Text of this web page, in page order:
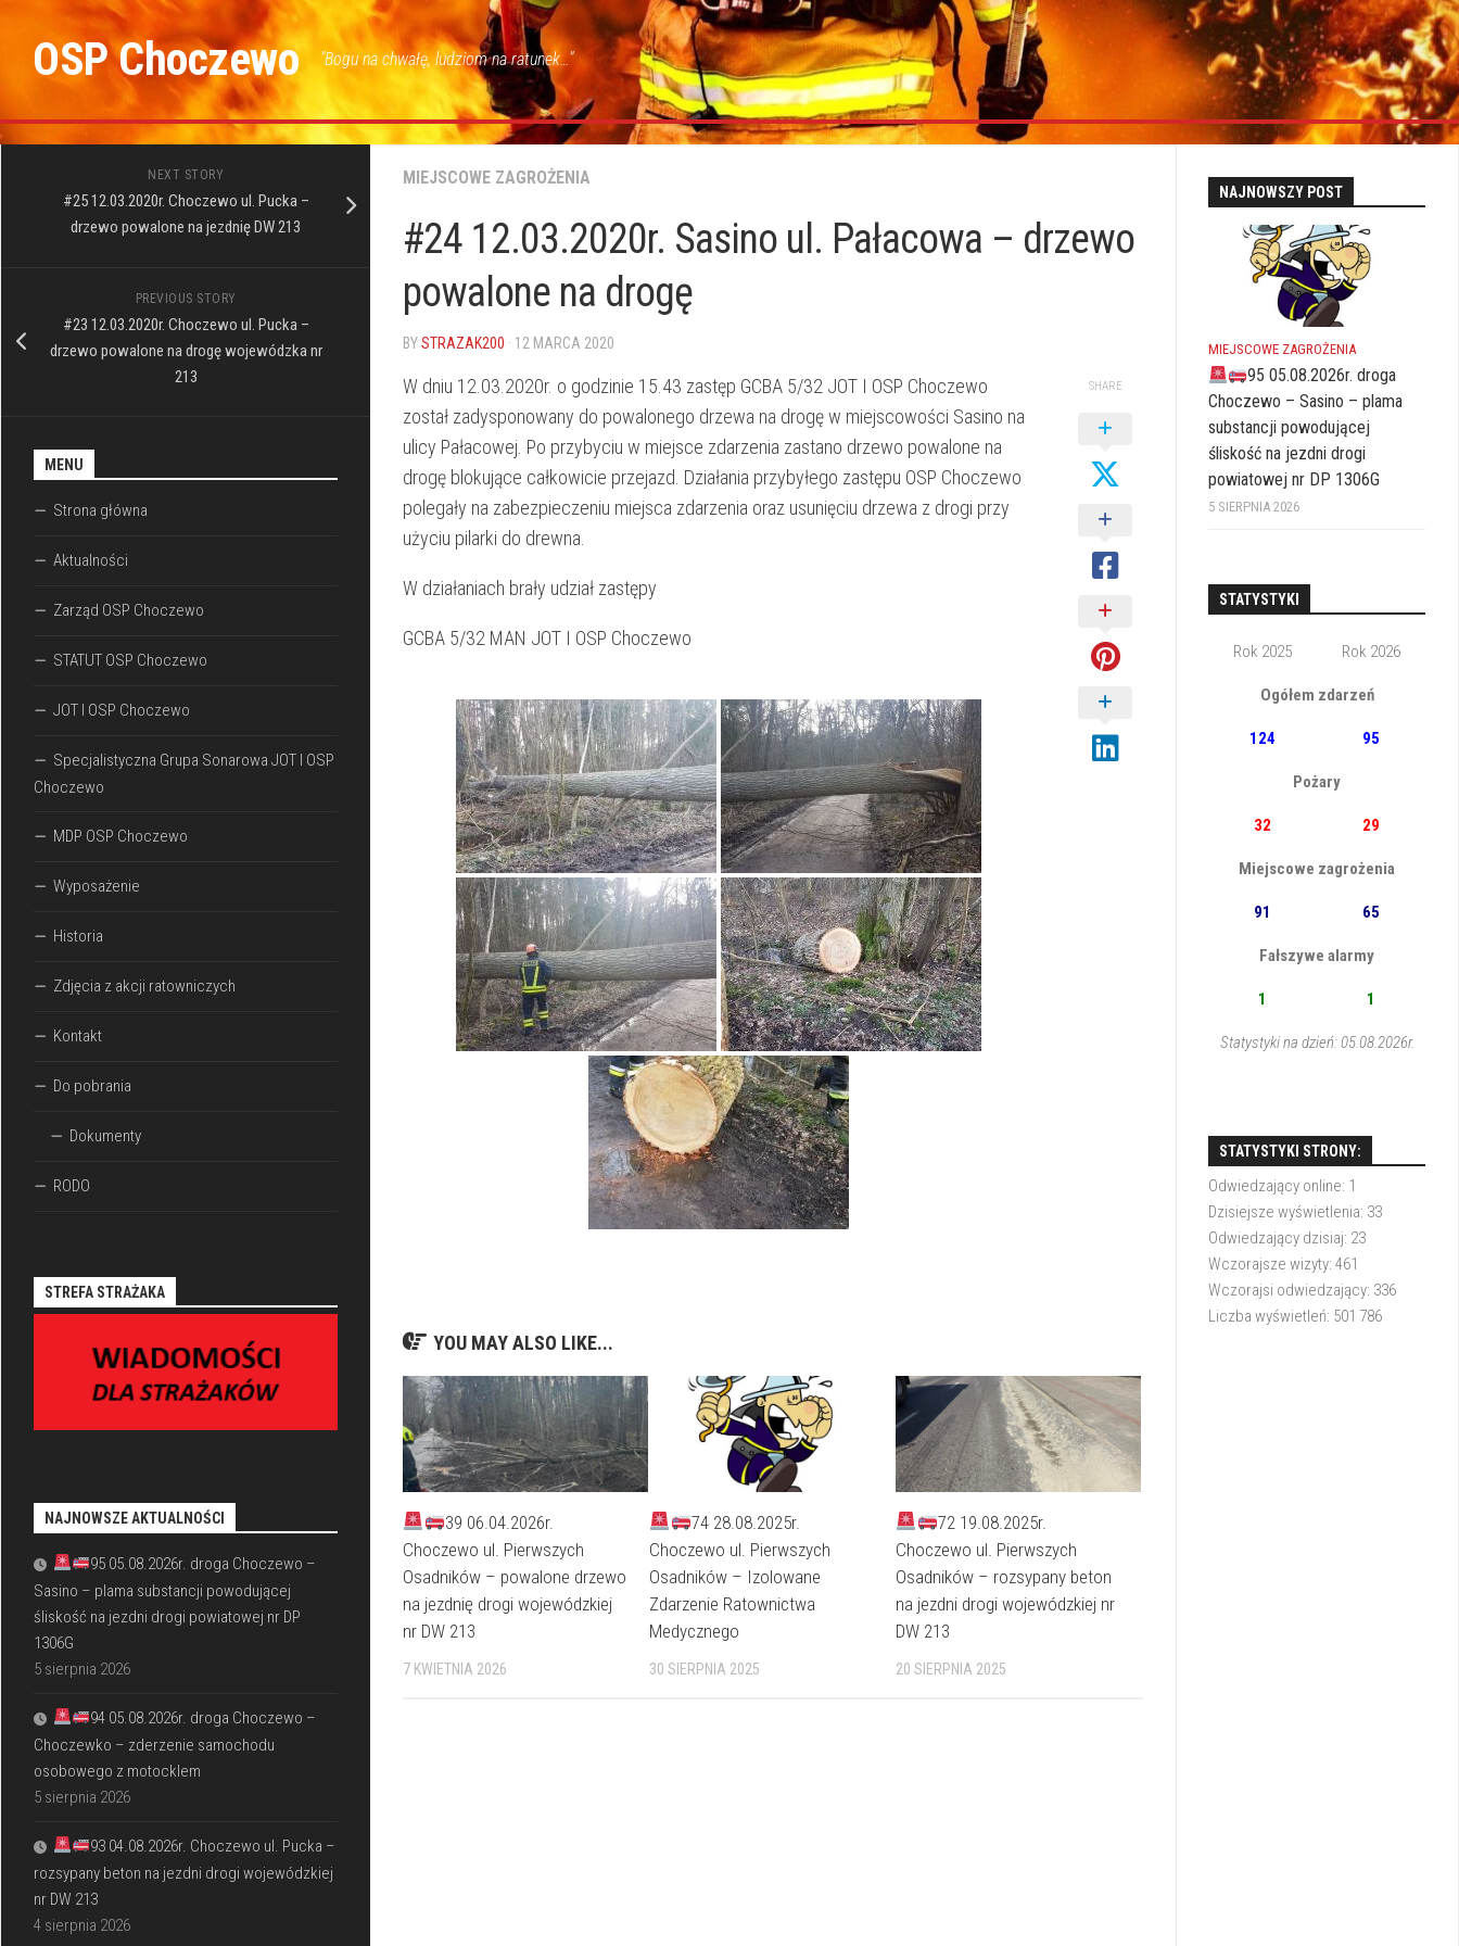
contentOSP Choczewo "Bogu na chwałę, ludziom na ratunek…"
MIEJSCOWE ZAGROŻENIA
#24 12.03.2020r. Sasino ul. Pałacowa – drzewo
powalone na drogę
BYSTRAZAK200 · 12 MARCA 2020
W dniu 12.03.2020r. o godzinie 15.43 zastęp GCBA 5/32 JOT I OSP Choczewo
został zadysponowany do powalonego drzewa na drogę w miejscowości Sasino na
ulicy Pałacowej. Po przybyciu w miejsce zdarzenia zastano drzewo powalone na
drogę blokujące całkowicie przejazd. Działania przybyłego zastępu OSP Choczewo
polegały na zabezpieczeniu miejsca zdarzenia oraz usunięciu drzewa z drogi przy
użyciu pilarki do drewna.
W działaniach brały udział zastępy
GCBA 5/32 MAN JOT I OSP Choczewo
SHARE
YOU MAY ALSO LIKE...
39 06.04.2026r.
Choczewo ul. Pierwszych
Osadników – powalone drzewo
na jezdnię drogi wojewódzkiej
nr DW 213
7 KWIETNIA 2026
74 28.08.2025r.
Choczewo ul. Pierwszych
Osadników – Izolowane
Zdarzenie Ratownictwa
Medycznego
30 SIERPNIA 2025
72 19.08.2025r.
Choczewo ul. Pierwszych
Osadników – rozsypany beton
na jezdni drogi wojewódzkiej nr
DW 213
20 SIERPNIA 2025
NEXT STORY
#25 12.03.2020r. Choczewo ul. Pucka –
drzewo powalone na jezdnię DW 213
PREVIOUS STORY
#23 12.03.2020r. Choczewo ul. Pucka –
drzewo powalone na drogę wojewódzka nr
213
MENU
Strona główna
Aktualności
Zarząd OSP Choczewo
STATUT OSP Choczewo
JOT I OSP Choczewo
Specjalistyczna Grupa Sonarowa JOT I OSP
Choczewo
MDP OSP Choczewo
Wyposażenie
Historia
Zdjęcia z akcji ratowniczych
Kontakt
Do pobrania
Dokumenty
RODO
STREFA STRAŻAKA
NAJNOWSZE AKTUALNOŚCI
95 05.08.2026r. droga Choczewo –
Sasino – plama substancji powodującej
śliskość na jezdni drogi powiatowej nr DP
1306G
5 sierpnia 2026
94 05.08.2026r. droga Choczewo –
Choczewko – zderzenie samochodu
osobowego z motocklem
5 sierpnia 2026
93 04.08.2026r. Choczewo ul. Pucka –
rozsypany beton na jezdni drogi wojewódzkiej
nr DW 213
4 sierpnia 2026
NAJNOWSZY POST
MIEJSCOWE ZAGROŻENIA
95 05.08.2026r. droga
Choczewo – Sasino – plama
substancji powodującej
śliskość na jezdni drogi
powiatowej nr DP 1306G
5 SIERPNIA 2026
STATYSTYKI
Rok 2025 Rok 2026
Ogółem zdarzeń
124 95
Pożary
32 29
Miejscowe zagrożenia
91 65
Fałszywe alarmy
1 1
Statystyki na dzień: 05.08.2026r.
STATYSTYKI STRONY:
Odwiedzający online: 1
Dzisiejsze wyświetlenia: 33
Odwiedzający dzisiaj: 23
Wczorajsze wizyty: 461
Wczorajsi odwiedzający: 336
Liczba wyświetleń: 501 786